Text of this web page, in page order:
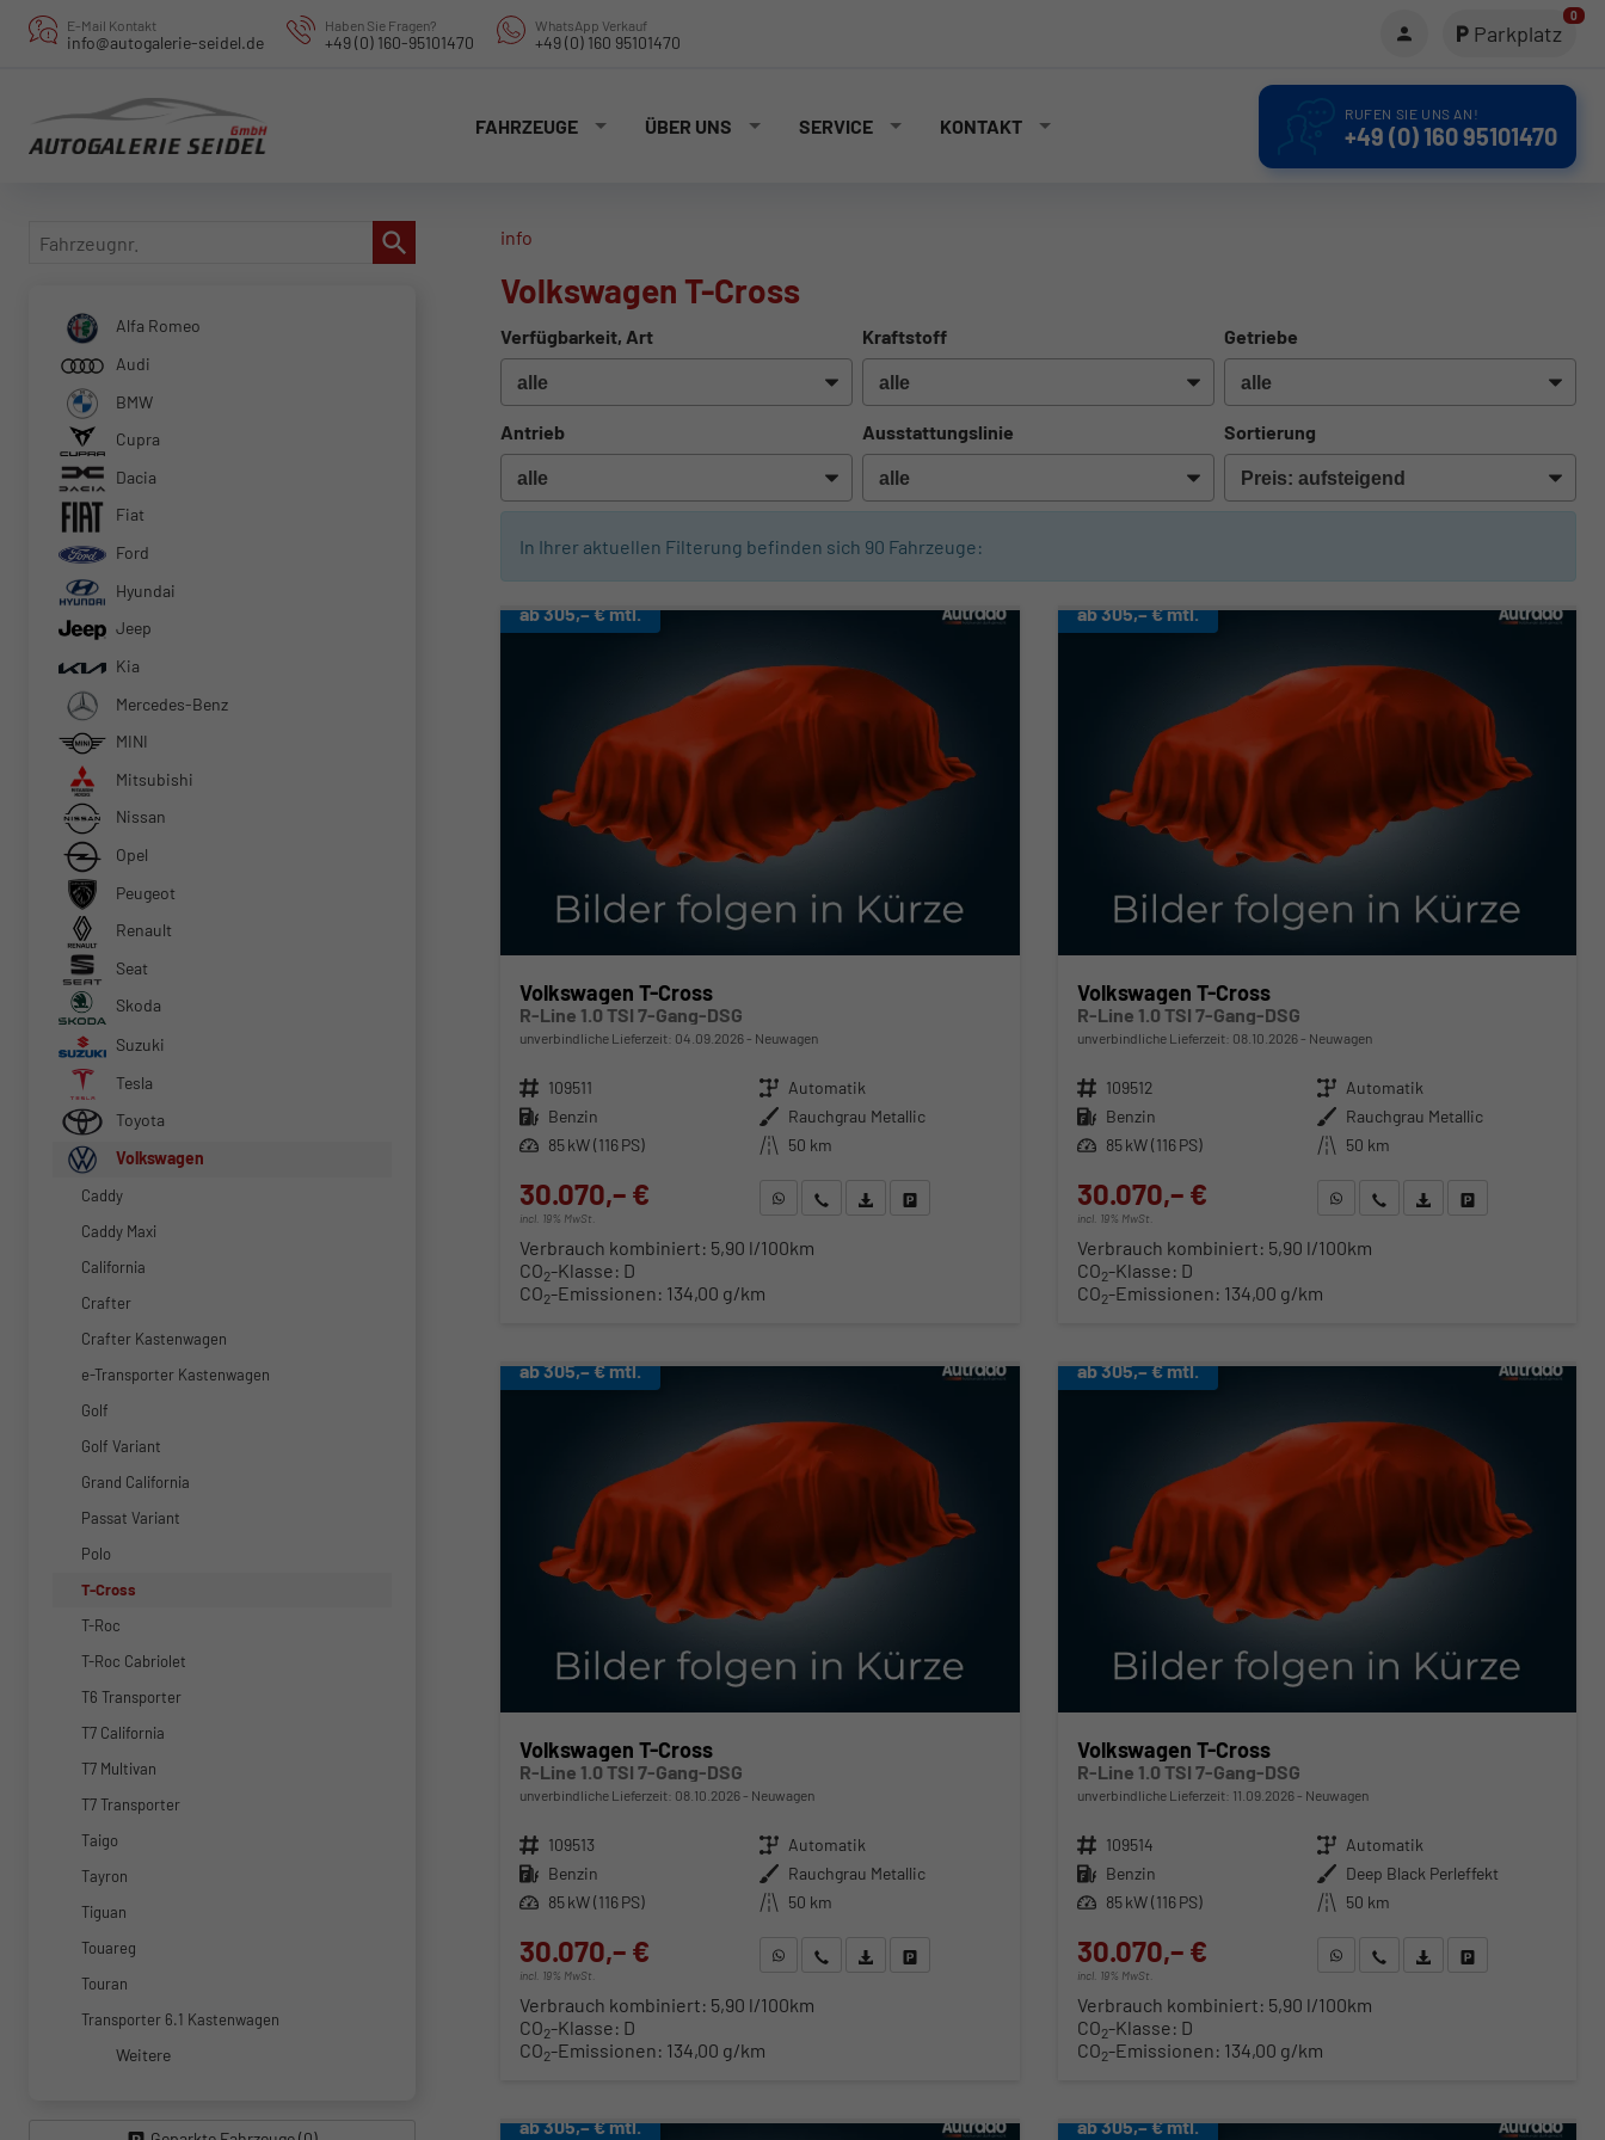
E-Mail Kontakt
info@autogalerie-seidel.de
Haben Sie Fragen?
+49 (0) 160-95101470
WhatsApp Verkauf
+49 (0) 160 95101470 Parkplatz
0
FAHRZEUGE ÜBER UNS SERVICE KONTAKT
RUFEN SIE UNS AN!
+49 (0) 160 95101470
info
Volkswagen T-Cross
Verfügbarkeit, Art Kraftstoff Getriebe
Antrieb Ausstattungslinie Sortierung
In Ihrer aktuellen Filterung befinden sich 90 Fahrzeuge:
ab 305,– € mtl.
Volkswagen T-Cross
R-Line 1.0 TSI 7-Gang-DSG
unverbindliche Lieferzeit: 04.09.2026 Neuwagen
Fahrzeugnr. 109511 Getriebe Automatik
Kraftstoff Benzin Außenfarbe Rauchgrau Metallic
Leistung 85 kW (116 PS) Kilometerstand 50 km
30.070,– €
incl. 19% MwSt.
WhatsApp anfragen
Wir rufen Sie anFahrzeugexposé (PDF)
Verbrauch kombiniert: 5,90 l/100km
CO2-Klasse: D
CO2-Emissionen: 134,00 g/km
ab 305,– € mtl.
Volkswagen T-Cross
R-Line 1.0 TSI 7-Gang-DSG
unverbindliche Lieferzeit: 08.10.2026 Neuwagen
Fahrzeugnr. 109512 Getriebe Automatik
Kraftstoff Benzin Außenfarbe Rauchgrau Metallic
Leistung 85 kW (116 PS) Kilometerstand 50 km
30.070,– €
incl. 19% MwSt.
WhatsApp anfragen
Wir rufen Sie anFahrzeugexposé (PDF)
Fahrzeug parken
Verbrauch kombiniert: 5,90 l/100km
CO2-Klasse: D
CO2-Emissionen: 134,00 g/km
ab 305,– € mtl.
Volkswagen T-Cross
R-Line 1.0 TSI 7-Gang-DSG
unverbindliche Lieferzeit: 08.10.2026 Neuwagen
Fahrzeugnr. 109513 Getriebe Automatik
Kraftstoff Benzin Außenfarbe Rauchgrau Metallic
Leistung 85 kW (116 PS) Kilometerstand 50 km
30.070,– €
incl. 19% MwSt.
WhatsApp anfragen
Wir rufen Sie anFahrzeugexposé (PDF)
Verbrauch kombiniert: 5,90 l/100km
CO2-Klasse: D
CO2-Emissionen: 134,00 g/km
ab 305,– € mtl.
Volkswagen T-Cross
R-Line 1.0 TSI 7-Gang-DSG
unverbindliche Lieferzeit: 11.09.2026 Neuwagen
Fahrzeugnr. 109514 Getriebe Automatik
Kraftstoff Benzin Außenfarbe Deep Black Perleffekt
Leistung 85 kW (116 PS) Kilometerstand 50 km
30.070,– €
incl. 19% MwSt.
WhatsApp anfragen
Wir rufen Sie anFahrzeugexposé (PDF)
Fahrzeug parken
Verbrauch kombiniert: 5,90 l/100km
CO2-Klasse: D
CO2-Emissionen: 134,00 g/km
ab 305,– € mtl. ab 305,– € mtl.
Fahrzeugnr.
Alfa Romeo
Audi
BMW
Cupra
Dacia
Fiat
Ford
Hyundai
Jeep
Kia
Mercedes-Benz
MINI
Mitsubishi
Nissan
Opel
Peugeot
Renault
Seat
Skoda
Suzuki
Tesla
Toyota
Volkswagen
Caddy
Caddy Maxi
California
Crafter
Crafter Kastenwagen
e-Transporter Kastenwagen
Golf
Golf Variant
Grand California
Passat Variant
Polo
T-Cross
T-Roc
T-Roc Cabriolet
T6 Transporter
T7 California
T7 Multivan
T7 Transporter
Taigo
Tayron
Tiguan
Touareg
Touran
Transporter 6.1 Kastenwagen
Weitere